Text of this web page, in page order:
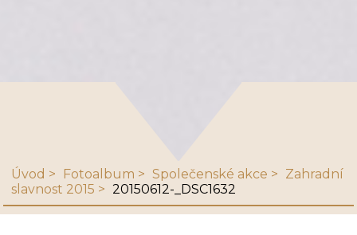
Úvod Fotoalbum Společenské akce
Zahradní
slavnost 2015
20150612-_DSC1632